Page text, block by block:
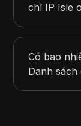
chỉ IP Isle
Có bao
Danh